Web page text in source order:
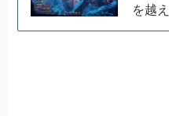
を越